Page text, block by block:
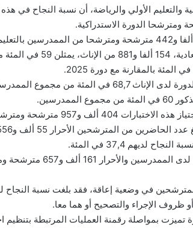
وأوضح البلاغ أن من بين 262 ألفا و442 مترشحة ومترشحا من
بنجاح اختبارات هذه الدورة
وبلغت نسبة النجاح في هذه الدورة لدى الإناث 68,7
وحسب المصدر ذاته، حضر لاجتياز
ظروف الإجراء والتصحيح أو هما معا.
بمواصلة رقمنة العمليات المرتبطة بتنظيم